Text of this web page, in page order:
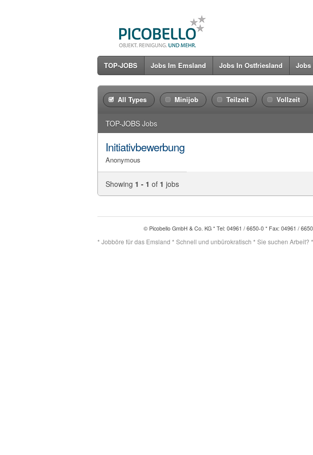
TOP-JOBS Jobs Im Emsland Jobs In Ostfriesland Jobs
All Types Minijob Teilzeit Vollzeit
TOP-JOBS Jobs
Initiativbewerbung
Anonymous
Showing 1 - 1 of 1 jobs
© Picobello GmbH & Co. KG * Tel: 04961 / 6650-0 * Fax: 04961 /
* Jobböre für das Emsland * Schnell und unbürokratisch * Sie suchen